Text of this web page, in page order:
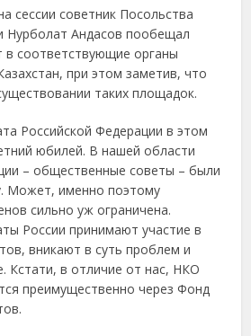
сессии советник Посольства
Нурболат Андасов пообещал
в соответствующие органы
при этом заметив, что
таких площадок.
Российской Федерации в этом
юбилей. В нашей области
– общественные советы – были
Может, именно поэтому
сильно уж ограничена.
России принимают участие в
вникают в суть проблем и
Кстати, в отличие от нас, НКО
преимущественно через Фонд